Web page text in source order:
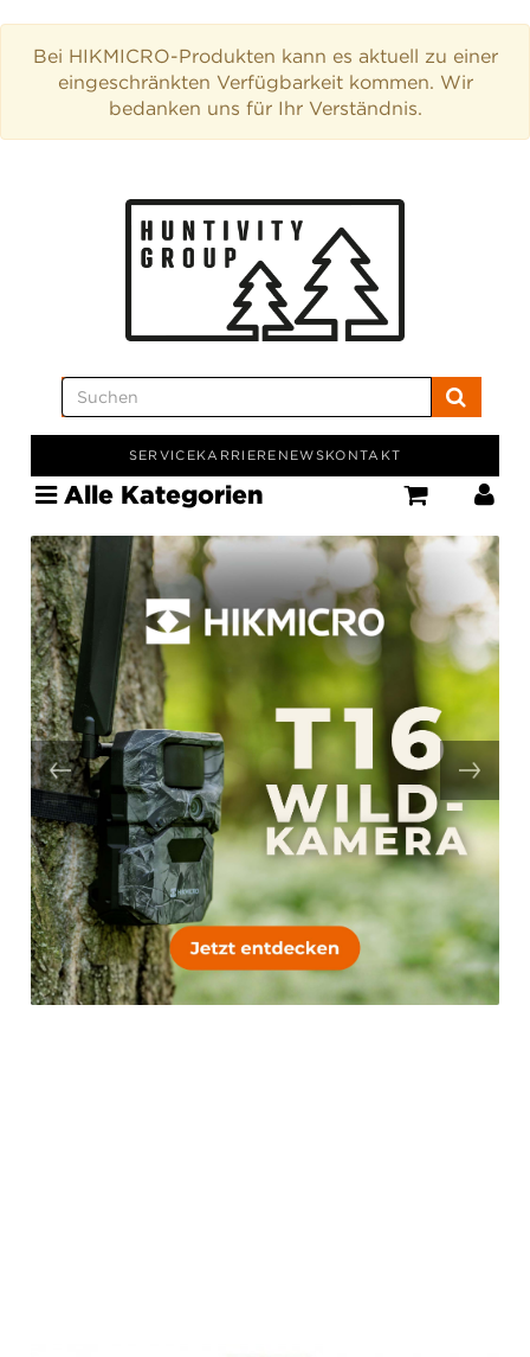
Bei HIKMICRO-Produkten kann es aktuell zu einer
eingeschränkten Verfügbarkeit kommen. Wir
bedanken uns für Ihr Verständnis.
SERVICEKARRIERE NEWSKONTAKT
Alle Kategorien